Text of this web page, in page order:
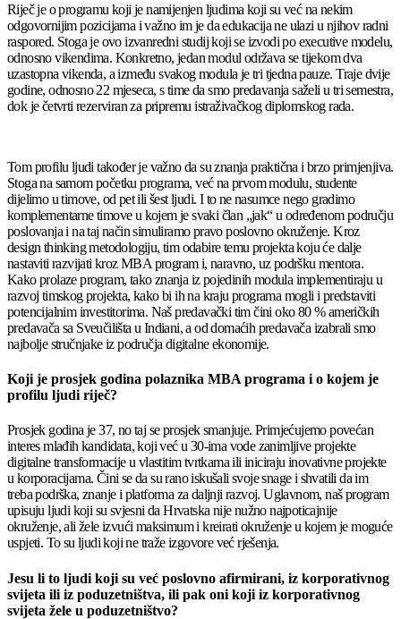
Riječ je o programu koji je namijenjen ljudima koji su već na nekim
odgovornijim pozicijama i važno im je da edukacija ne ulazi u njihov radni
raspored. Stoga je ovo izvanredni studij koji se izvodi po executive modelu,
odnosno vikendima. Konkretno, jedan modul održava se tijekom dva
uzastopna vikenda, a između svakog modula je tri tjedna pauze. Traje dvije
godine, odnosno 22 mjeseca, s time da smo predavanja saželi u tri semestra,
dok je četvrti rezerviran za pripremu istraživačkog diplomskog rada.
Tom profilu ljudi također je važno da su znanja praktična i brzo primjenjiva.
Stoga na samom početku programa, već na prvom modulu, studente
dijelimo u timove, od pet ili šest ljudi. I to ne nasumce nego gradimo
komplementarne timove u kojem je svaki član „jak“ u određenom području
poslovanja i na taj način simuliramo pravo poslovno okruženje. Kroz
design thinking metodologiju, tim odabire temu projekta koju će dalje
nastaviti razvijati kroz MBA program i, naravno, uz podršku mentora.
Kako prolaze program, tako znanja iz pojedinih modula implementiraju u
razvoj timskog projekta, kako bi ih na kraju programa mogli i predstaviti
potencijalnim investitorima. Naš predavački tim čini oko 80 % američkih
predavača sa Sveučilišta u Indiani, a od domaćih predavača izabrali smo
najbolje stručnjake iz područja digitalne ekonomije.
Koji je prosjek godina polaznika MBA programa i o kojem je
profilu ljudi riječ?
Prosjek godina je 37, no taj se prosjek smanjuje. Primjećujemo povećan
interes mlađih kandidata, koji već u 30-ima vode zanimljive projekte
digitalne transformacije u vlastitim tvrtkama ili iniciraju inovativne projekte
u korporacijama. Čini se da su rano iskušali svoje snage i shvatili da im
treba podrška, znanje i platforma za daljnji razvoj. Uglavnom, naš program
upisuju ljudi koji su svjesni da Hrvatska nije nužno najpoticajnije
okruženje, ali žele izvući maksimum i kreirati okruženje u kojem je moguće
uspjeti. To su ljudi koji ne traže izgovore već rješenja.
Jesu li to ljudi koji su već poslovno afirmirani, iz korporativnog
svijeta ili iz poduzetništva, ili pak oni koji iz korporativnog
svijeta žele u poduzetništvo?